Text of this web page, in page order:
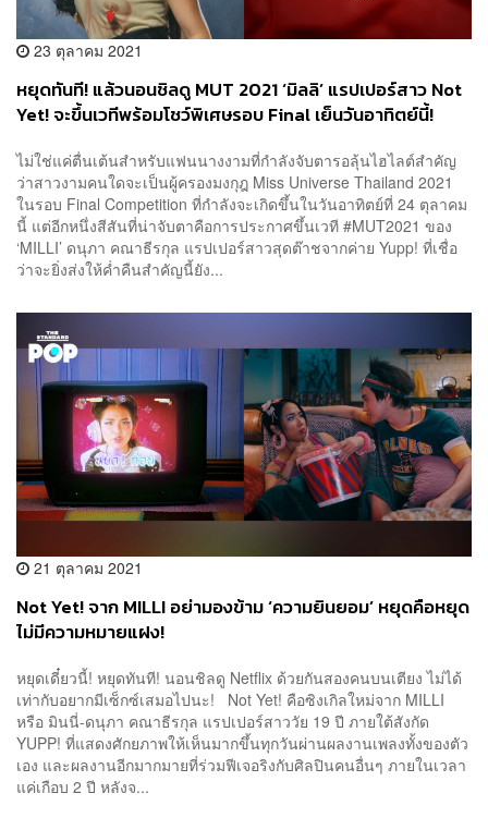
23 ตุลาคม 2021
หยุดทันที! แล้วนอนชิลดู MUT 2021 ‘มิลลิ’ แรปเปอร์สาว Not
Yet! จะขึ้นเวทีพร้อมโชว์พิเศษรอบ Final เย็นวันอาทิตย์นี้!
ไม่ใช่แค่ตื่นเต้นสำหรับแฟนนางงามที่กำลังจับตารอลุ้นไฮไลต์สำคัญ
ว่าสาวงามคนใดจะเป็นผู้ครองมงกุฎ Miss Universe Thailand 2021
ในรอบ Final Competition ที่กำลังจะเกิดขึ้นในวันอาทิตย์ที่ 24 ตุลาคม
นี้ แต่อีกหนึ่งสีสันที่น่าจับตาคือการประกาศขึ้นเวที #MUT2021 ของ
‘MILLI’ ดนุภา คณาธีรกุล แรปเปอร์สาวสุดต๊าชจากค่าย Yupp! ที่เชื่อ
ว่าจะยิ่งส่งให้ค่ำคืนสำคัญนี้ยัง...
21 ตุลาคม 2021
Not Yet! จาก MILLI อย่ามองข้าม ‘ความยินยอม’ หยุดคือหยุด
ไม่มีความหมายแฝง!
หยุดเดี๋ยวนี้! หยุดทันที! นอนชิลดู Netflix ด้วยกันสองคนบนเตียง ไม่ได้
เท่ากับอยากมีเซ็กซ์เสมอไปนะ! Not Yet! คือซิงเกิลใหม่จาก MILLI
หรือ มินนี่-ดนุภา คณาธีรกุล แรปเปอร์สาววัย 19 ปี ภายใต้สังกัด
YUPP! ที่แสดงศักยภาพให้เห็นมากขึ้นทุกวันผ่านผลงานเพลงทั้งของตัว
เอง และผลงานอีกมากมายที่ร่วมฟีเจอริงกับศิลปินคนอื่นๆ ภายในเวลา
แค่เกือบ 2 ปี หลังจ...